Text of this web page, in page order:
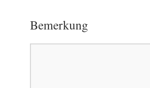
Bemerkung